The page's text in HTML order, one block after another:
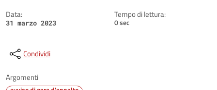
Data:
31 marzo 2023
Tempo di lettura:
0 sec
Condividi
Argomenti